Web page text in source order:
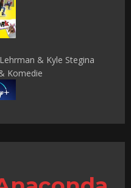
& Kyle Stegina
Komedie